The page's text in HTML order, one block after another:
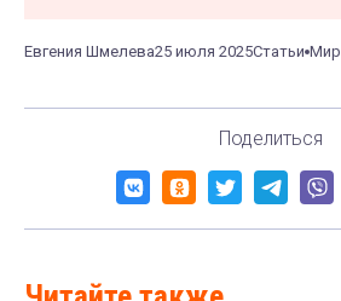
Евгения Шмелева25 июля 2025Статьи Мир
Поделиться